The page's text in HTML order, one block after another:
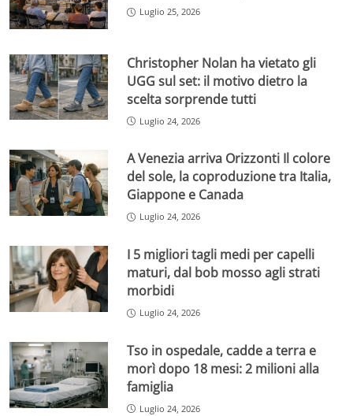
Luglio 25, 2026
Christopher Nolan ha vietato gli
UGG sul set: il motivo dietro la
scelta sorprende tutti
Luglio 24, 2026
A Venezia arriva Orizzonti Il colore
del sole, la coproduzione tra Italia,
Giappone e Canada
Luglio 24, 2026
I 5 migliori tagli medi per capelli
maturi, dal bob mosso agli strati
morbidi
Luglio 24, 2026
Tso in ospedale, cadde a terra e
morì dopo 18 mesi: 2 milioni alla
famiglia
Luglio 24, 2026